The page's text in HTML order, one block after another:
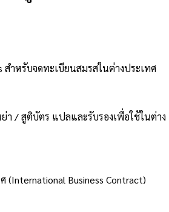
สำหรับจดทะเบียนสมรสในต่างประเทศ
า / สูติบัตร แปลและรับรองเพื่อใช้ในต่าง
(International Business Contract)